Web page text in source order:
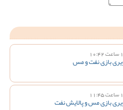
بازی نفت و مس
بازی مس و پالایش نفت